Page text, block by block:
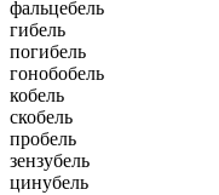
фальцебель
гибель
погибель
гонобобель
кобель
скобель
пробель
зензубель
цинубель